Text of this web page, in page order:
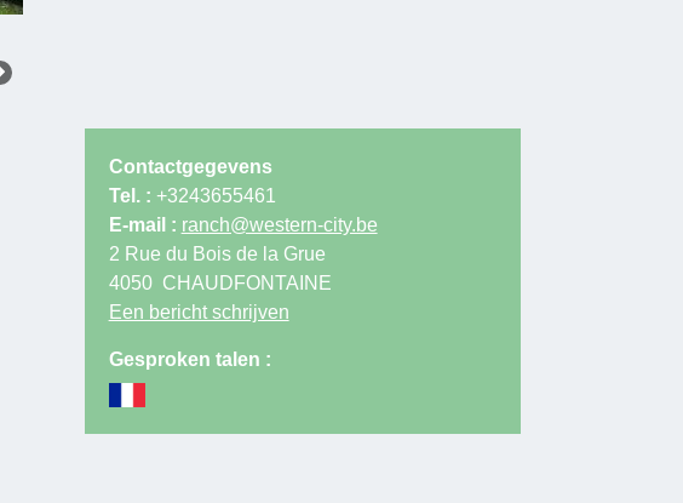
Contactgegevens
Tel. : +3243655461
E-mail : ranch@western-city.be
2 Rue du Bois de la Grue
4050 CHAUDFONTAINE
Een bericht schrijven
Gesproken talen :